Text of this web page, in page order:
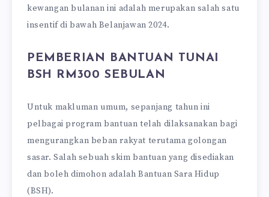
kewangan bulanan ini adalah merupakan salah satu
insentif di bawah Belanjawan 2024.
PEMBERIAN BANTUAN TUNAI
BSH RM300 SEBULAN
Untuk makluman umum, sepanjang tahun ini
pelbagai program bantuan telah dilaksanakan bagi
mengurangkan beban rakyat terutama golongan
sasar. Salah sebuah skim bantuan yang disediakan
dan boleh dimohon adalah Bantuan Sara Hidup
(BSH).